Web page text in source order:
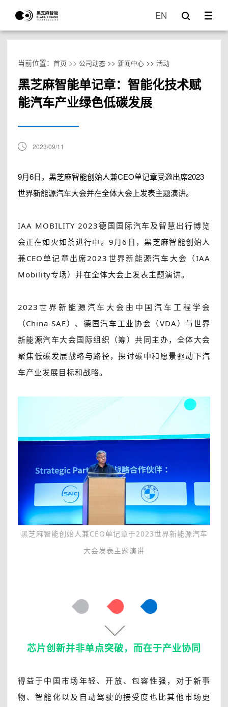
EN
当前位置： 首页 >> 公司动态>> 新闻中心>> 活动
黑芝麻智能单记章：智能化技术赋
能汽车产业绿色低碳发展
2023/09/11
9月6日，黑芝麻智能创始人兼CEO单记章受邀出席2023
世界新能源汽车大会并在全体大会上发表主题演讲。
IAA MOBILITY 2023德国国际汽车及智慧出行博览
会正在如火如荼进行中。9月6日，黑芝麻智能创始人
兼CEO单记章出席2023世界新能源汽车大会（IAA
Mobility专场）并在全体大会上发表主题演讲。
2023世界新能源汽车大会由中国汽车工程学会
（China-SAE）、德国汽车工业协会（VDA）与世界
新能源汽车大会国际组织（筹）共同主办，全体大会
聚焦低碳发展战略与路径，探讨碳中和愿景驱动下汽
车产业发展目标和战略。
黑芝麻智能创始人兼CEO单记章于2023世界新能源汽车
大会发表主题演讲
芯片创新并非单点突破，而在于产业协同
得益于中国市场年轻、开放、包容性强，对于新事
物、智能化以及自动驾驶的接受度也比其他市场更